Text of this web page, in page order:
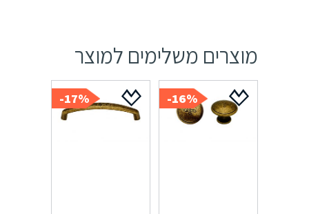
מוצרים משלימים למוצר
16%-
17%-